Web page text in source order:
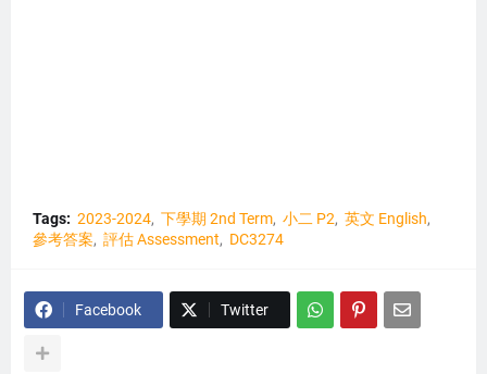
Tags: 2023-2024 下學期 2nd Term 小二 P2
英文 English
參考答案
評估 Assessment DC3274
Facebook Twitter